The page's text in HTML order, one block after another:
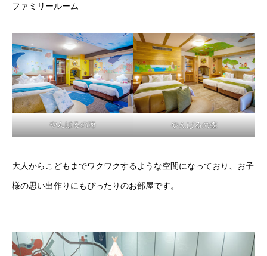
ファミリールーム
やんばるの海 やんばるの森
大人からこどもまでワクワクするような空間になっており、お子
様の思い出作りにもぴったりのお部屋です。